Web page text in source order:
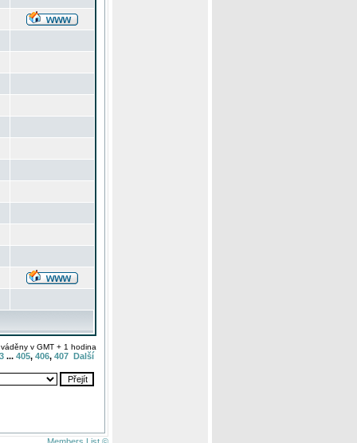
v GMT + 1 hodina
3 ... 405, 406, 407 Další